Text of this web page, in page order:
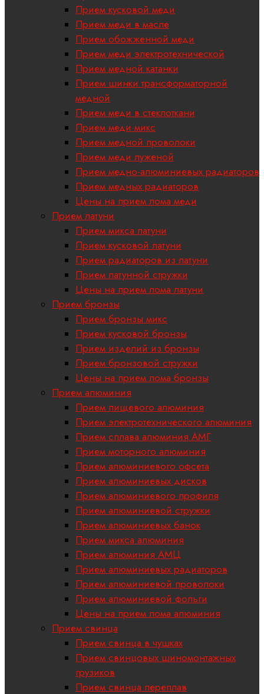
Прием кусковой меди
Прием меди в масле
Прием обожженной меди
Прием меди электротехнической
Прием медной катанки
Прием шинки трансформаторной
медной
Прием меди в стеклоткани
Прием меди микс
Прием медной проволоки
Прием меди луженой
Прием медно-алюминиевых радиаторов
Прием медных радиаторов
Цены на прием лома меди
Прием латуни
Прием микса латуни
Прием кусковой латуни
Прием радиаторов из латуни
Прием латунной стружки
Цены на прием лома латуни
Прием бронзы
Прием бронзы микс
Прием кусковой бронзы
Прием изделий из бронзы
Прием бронзовой стружки
Цены на прием лома бронзы
Прием алюминия
Прием пищевого алюминия
Прием электротехнического алюминия
Прием сплава алюминия АМГ
Прием моторного алюминия
Прием алюминиевого офсета
Прием алюминиевых дисков
Прием алюминиевого профиля
Прием алюминиевой стружки
Прием алюминиевых банок
Прием микса алюминия
Прием алюминия АМЦ
Прием алюминиевых радиаторов
Прием алюминиевой проволоки
Прием алюминиевой фольги
Цены на прием лома алюминия
Прием свинца
Прием свинца в чушках
Прием свинцовых шиномонтажных
грузиков
Прием свинца переплав